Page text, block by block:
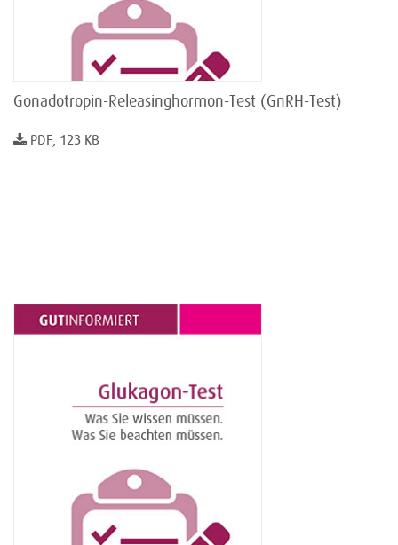
Gonadotropin-Releasinghormon-Test (GnRH-Test)
PDF, 123 KB